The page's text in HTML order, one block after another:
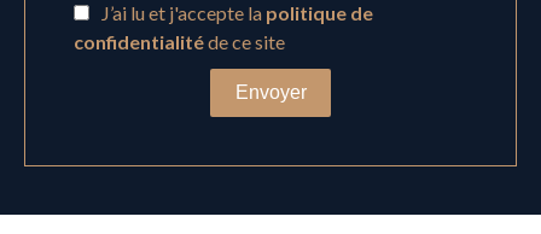
J’ai lu et j'accepte la politique de
confidentialitéde ce site
Envoyer